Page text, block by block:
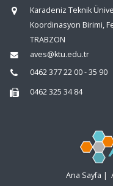
Karadeniz Teknik
Koordinasyon Birimi,
TRABZON
aves@ktu.edu.tr
0462 377 22 00 - 35 90
0462 325 34 84
Ana Sayfa |